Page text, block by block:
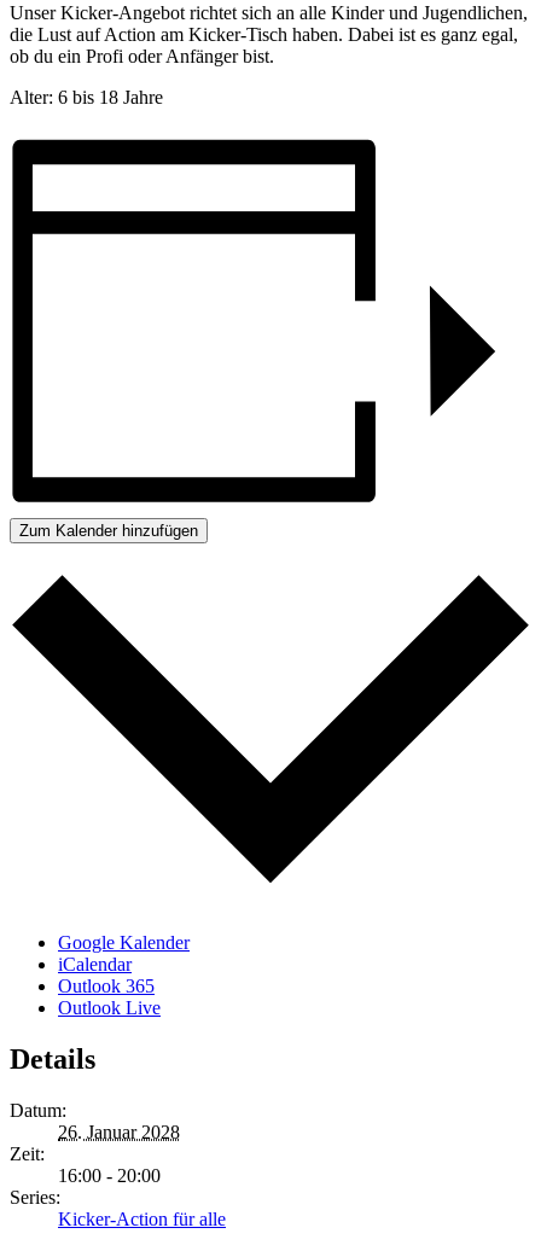
Unser Kicker-Angebot richtet sich an alle Kinder und Jugendlichen,
die Lust auf Action am Kicker-Tisch haben. Dabei ist es ganz egal,
ob du ein Profi oder Anfänger bist.
Alter: 6 bis 18 Jahre
Zum Kalender hinzufügen
Google Kalender
iCalendar
Outlook 365
Outlook Live
Details
Datum:
26. Januar 2028
Zeit:
16:00 - 20:00
Series:
Kicker-Action für alle